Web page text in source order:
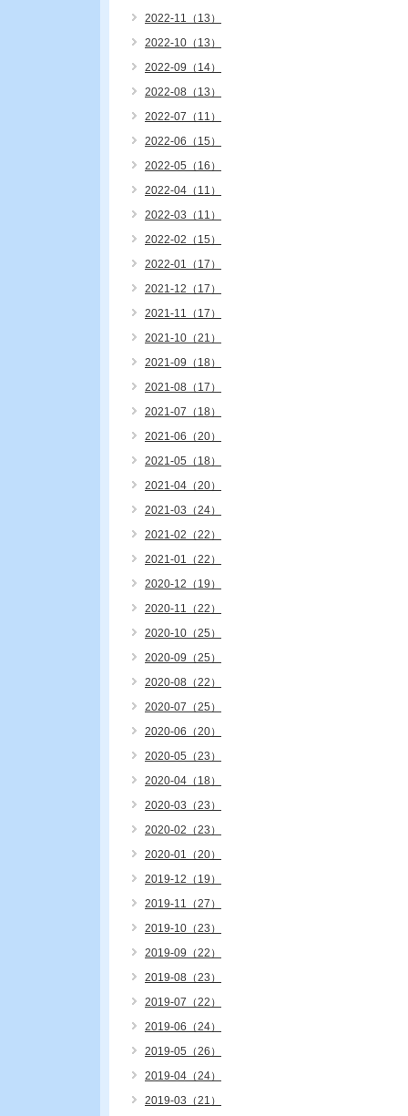
2022-11（13）
2022-10（13）
2022-09（14）
2022-08（13）
2022-07（11）
2022-06（15）
2022-05（16）
2022-04（11）
2022-03（11）
2022-02（15）
2022-01（17）
2021-12（17）
2021-11（17）
2021-10（21）
2021-09（18）
2021-08（17）
2021-07（18）
2021-06（20）
2021-05（18）
2021-04（20）
2021-03（24）
2021-02（22）
2021-01（22）
2020-12（19）
2020-11（22）
2020-10（25）
2020-09（25）
2020-08（22）
2020-07（25）
2020-06（20）
2020-05（23）
2020-04（18）
2020-03（23）
2020-02（23）
2020-01（20）
2019-12（19）
2019-11（27）
2019-10（23）
2019-09（22）
2019-08（23）
2019-07（22）
2019-06（24）
2019-05（26）
2019-04（24）
2019-03（21）